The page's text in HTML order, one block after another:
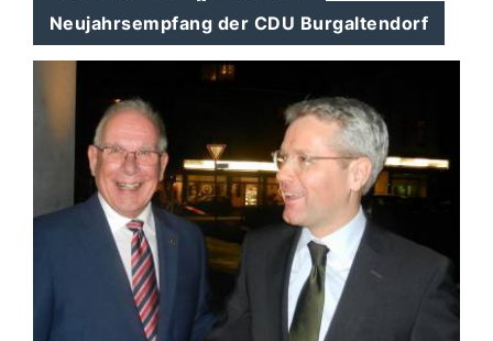
Neujahrsempfang der CDU Burgaltendorf